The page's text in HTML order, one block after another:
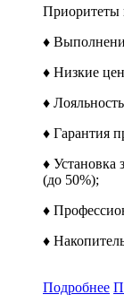
Приоритеты
♦
♦ Низкие
♦
♦ Гарантия
♦ Установка
(до 50%);
♦
♦
Подробнее